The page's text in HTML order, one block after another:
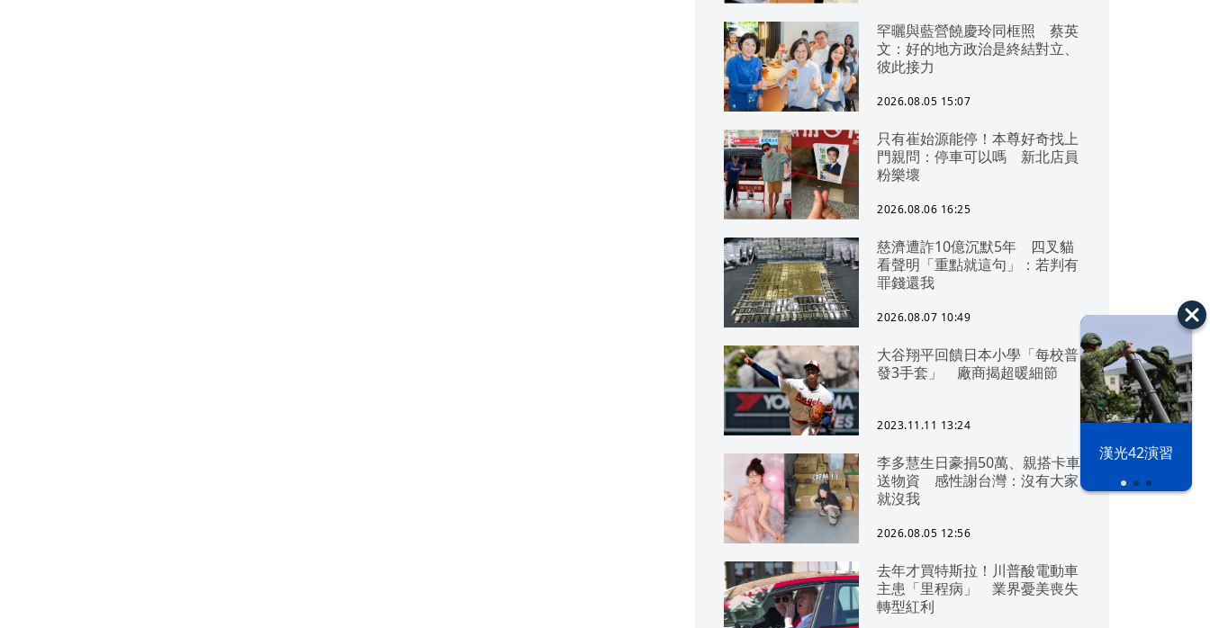
漢光42演習
罕曬與藍營饒慶玲同框照 蔡英
文：好的地方政治是終結對立、
彼此接力
2026.08.05 15:07
只有崔始源能停！本尊好奇找上
門親問：停車可以嗎 新北店員
粉樂壞
2026.08.06 16:25
慈濟遭詐10億沉默5年 四叉貓
看聲明「重點就這句」：若判有
罪錢還我
2026.08.07 10:49
大谷翔平回饋日本小學「每校普
發3手套」 廠商揭超暖細節
2023.11.11 13:24
李多慧生日豪捐50萬、親搭卡車
送物資 感性謝台灣：沒有大家
就沒我
2026.08.05 12:56
去年才買特斯拉！川普酸電動車
主患「里程病」 業界憂美喪失
轉型紅利